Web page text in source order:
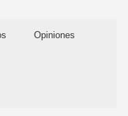
Opiniones